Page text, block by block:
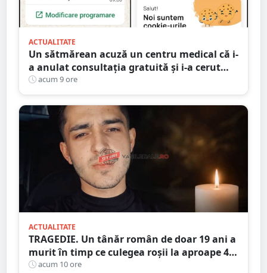
ACTUALITATE
Un sătmărean acuză un centru medical că i-
a anulat consultația gratuită și i-a cerut
250 de lei pentru aceeași programare
acum 9 ore
ACTUALITATE
TRAGEDIE. Un tânăr român de doar 19 ani a
murit în timp ce culegea roșii la aproape 40
de grade Celsius,în Italia
acum 10 ore